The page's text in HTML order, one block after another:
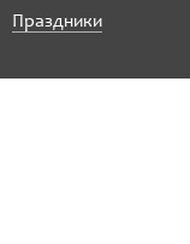
Праздники